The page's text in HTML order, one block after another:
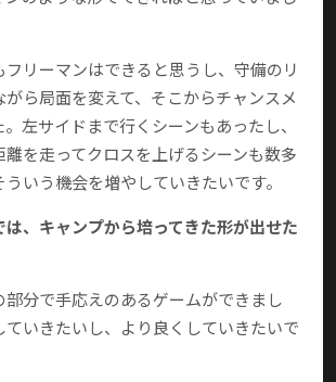
リーマンはできると思うし、守備のリ
ら局面を変えて、そこからチャンスメ
左サイドまで行くシーンもあったし、
を走ってクロスを上げるシーンも数多
いう機会を増やしていきたいです。
は、キャンプから培ってきた形が出せた
分で手応えのあるゲームができまし
ていきたいし、より良くしていきたいで